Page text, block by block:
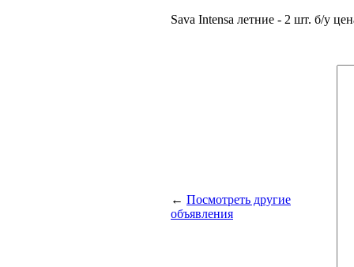
Sava Intensa летние - 2 шт. б/у
← Посмотреть другие
объявления